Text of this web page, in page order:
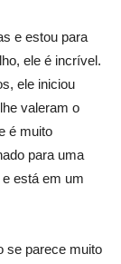
e estou para
ele é incrível.
ele iniciou
valeram o
é muito
para uma
está em um
se parece muito